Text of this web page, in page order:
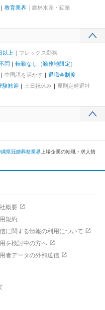
教育業界
農林水産・鉱業
以上
フレックス勤務
問
転勤なし（勤務地限定）
中国語を活かす
退職金制度
験歓迎 土日祝休み
原則定時退社
縄県冠婚葬祭業界 上場企業の転職・求人情
概要
規約
に関する情報の利用について
を検討中の方へ
者データの外部送信